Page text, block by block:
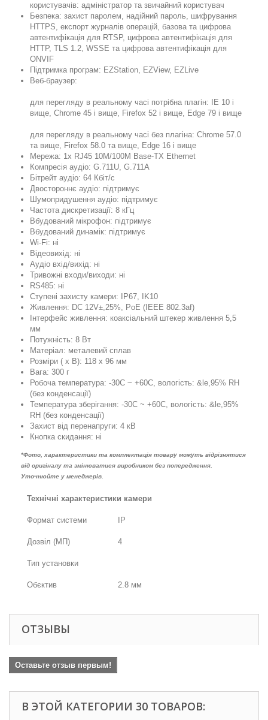
користувачів: адміністратор та звичайний користувач
Безпека: захист паролем, надійний пароль, шифрування
HTTPS, експорт журналів операцій, базова та цифрова
автентифікація для RTSP, цифрова автентифікація для
HTTP, TLS 1.2, WSSE та цифрова автентифікація для
ONVIF
Підтримка програм: EZStation, EZView, EZLive
Веб-браузер:
для перегляду в реальному часі потрібна плагін: IE 10 і
вище, Chrome 45 і вище, Firefox 52 і вище, Edge 79 і вище
для перегляду в реальному часі без плагіна: Chrome 57.0
та вище, Firefox 58.0 та вище, Edge 16 і вище
Мережа: 1x RJ45 10M/100M Base-TX Ethernet
Компресія аудіо: G.711U, G.711A
Бітрейт аудіо: 64 Кбіт/с
Двостороннє аудіо: підтримує
Шумопридушення аудіо: підтримує
Частота дискретизації: 8 кГц
Вбудований мікрофон: підтримує
Вбудований динамік: підтримує
Wi-Fi: ні
Відеовихід: ні
Аудіо вхід/вихід: ні
Тривожні входи/виходи: ні
RS485: ні
Ступені захисту камери: IP67, IK10
Живлення: DC 12V±,25%, PoE (IEEE 802.3af)
Інтерфейс живлення: коаксіальний штекер живлення 5,5
мм
Потужність: 8 Вт
Матеріал: металевий сплав
Розміри ( x В): 118 x 96 мм
Вага: 300 г
Робоча температура: -30C ~ +60C, вологість: &le,95% RH
(без конденсації)
Температура зберігання: -30C ~ +60C, вологість: &le,95%
RH (без конденсації)
Захист від перенапруги: 4 кВ
Кнопка скидання: ні
*Фото, характеристики та комплектація товару можуть відрізнятися
від оригіналу та змінюватися виробником без попередження.
Уточнюйте у менеджерів.
Технічні характеристики камери
Формат системи IP
Дозвіл (МП) 4
Тип установки
Обєктив 2.8 мм
ОТЗЫВЫ
Оставьте отзыв первым!
В ЭТОЙ КАТЕГОРИИ 30 ТОВАРОВ: